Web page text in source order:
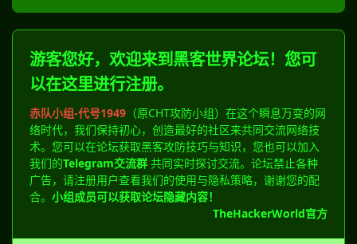
游客您好，欢迎来到黑客世界论坛！您可
以在这里进行注册。
赤队小组-代号1949 （原CHT攻防小组）在这个瞬息万变的网
络时代，我们保持初心，创造最好的社区来共同交流网络技
术。您可以在论坛获取黑客攻防技巧与知识，您也可以加入
我们的Telegram交流群 共同实时探讨交流。论坛禁止各种
广告，请注册用户查看我们的使用与隐私策略，谢谢您的配
合。小组成员可以获取论坛隐藏内容！
TheHackerWorld官方